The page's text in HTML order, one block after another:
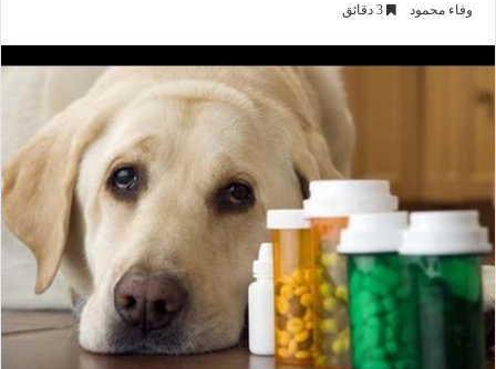
وفاء محمود